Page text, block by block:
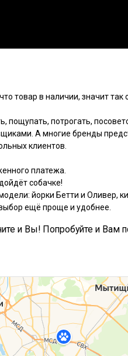
товар в наличии, значит так
потрогать,
А многие бренды
клиентов.
платежа.
собачке!
йорки Бетти и Оливер,
ещё проще и удобнее.
и Вы! Попробуйте и Вам